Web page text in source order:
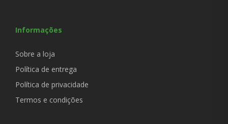
Informações
Sobre a loja
Política de entrega
Política de privacidade
Termos e condições